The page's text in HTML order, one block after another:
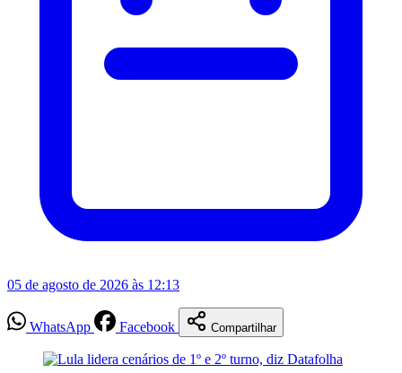
05 de agosto de 2026 às 12:13
WhatsApp Facebook Compartilhar